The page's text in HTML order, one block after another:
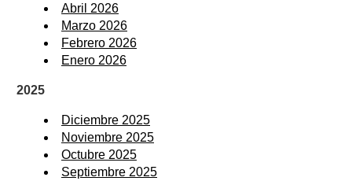
Abril 2026
Marzo 2026
Febrero 2026
Enero 2026
2025
Diciembre 2025
Noviembre 2025
Octubre 2025
Septiembre 2025